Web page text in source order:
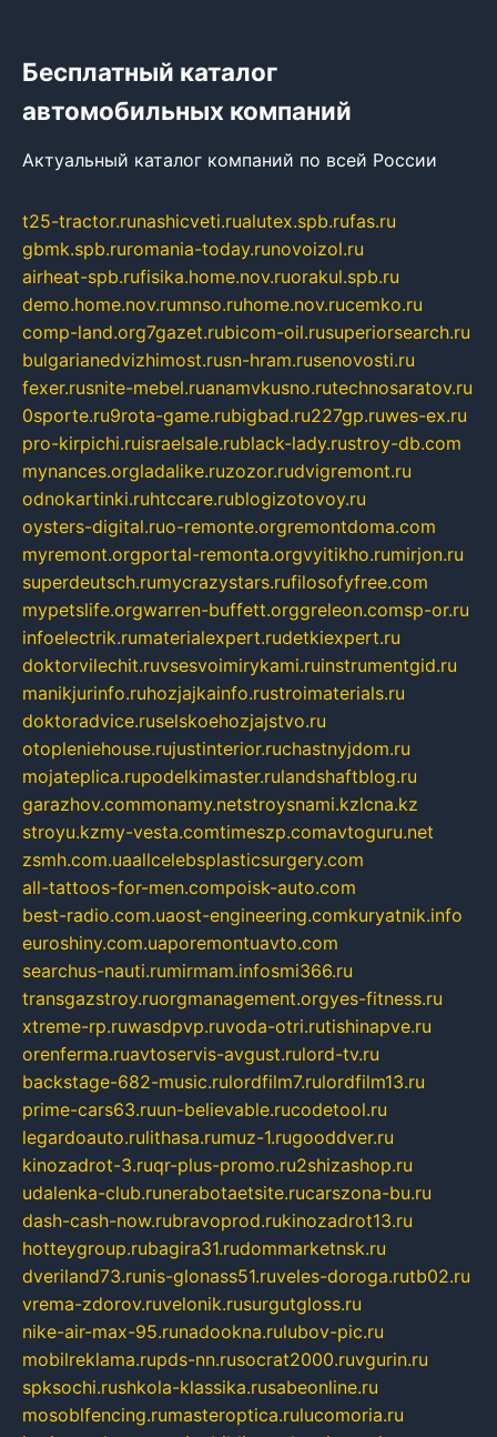
Бесплатный каталог
автомобильных компаний
Актуальный каталог компаний по всей России
t25-tractor.runashicveti.rualutex.spb.rufas.ru
gbmk.spb.ruromania-today.runovoizol.ru
airheat-spb.rufisika.home.nov.ruorakul.spb.ru
demo.home.nov.rumnso.ruhome.nov.rucemko.ru
comp-land.org7gazet.rubicom-oil.rusuperiorsearch.ru
bulgarianedvizhimost.rusn-hram.rusenovosti.ru
fexer.rusnite-mebel.ruanamvkusno.rutechnosaratov.ru
0sporte.ru9rota-game.rubigbad.ru227gp.ruwes-ex.ru
pro-kirpichi.ruisraelsale.rublack-lady.rustroy-db.com
mynances.orgladalike.ruzozor.rudvigremont.ru
odnokartinki.ruhtccare.rublogizotovoy.ru
oysters-digital.ruo-remonte.orgremontdoma.com
myremont.orgportal-remonta.orgvyitikho.rumirjon.ru
superdeutsch.rumycrazystars.rufilosofyfree.com
mypetslife.orgwarren-buffett.orggreleon.comsp-or.ru
infoelectrik.rumaterialexpert.rudetkiexpert.ru
doktorvilechit.ruvsesvoimirykami.ruinstrumentgid.ru
manikjurinfo.ruhozjajkainfo.rustroimaterials.ru
doktoradvice.ruselskoehozjajstvo.ru
otopleniehouse.rujustinterior.ruchastnyjdom.ru
mojateplica.rupodelkimaster.rulandshaftblog.ru
garazhov.commonamy.netstroysnami.kzlcna.kz
stroyu.kzmy-vesta.comtimeszp.comavtoguru.net
zsmh.com.uaallcelebsplasticsurgery.com
all-tattoos-for-men.compoisk-auto.com
best-radio.com.uaost-engineering.comkuryatnik.info
euroshiny.com.uaporemontuavto.com
searchus-nauti.rumirmam.infosmi366.ru
transgazstroy.ruorgmanagement.orgyes-fitness.ru
xtreme-rp.ruwasdpvp.ruvoda-otri.rutishinapve.ru
orenferma.ruavtoservis-avgust.rulord-tv.ru
backstage-682-music.rulordfilm7.rulordfilm13.ru
prime-cars63.ruun-believable.rucodetool.ru
legardoauto.rulithasa.rumuz-1.rugooddver.ru
kinozadrot-3.ruqr-plus-promo.ru2shizashop.ru
udalenka-club.runerabotaetsite.rucarszona-bu.ru
dash-cash-now.rubravoprod.rukinozadrot13.ru
hotteygroup.rubagira31.rudommarketnsk.ru
dveriland73.runis-glonass51.ruveles-doroga.rutb02.ru
vrema-zdorov.ruvelonik.rusurgutgloss.ru
nike-air-max-95.runadookna.rulubov-pic.ru
mobilreklama.rupds-nn.rusocrat2000.ruvgurin.ru
spksochi.rushkola-klassika.rusabeonline.ru
mosoblfencing.rumasteroptica.rulucomoria.ru